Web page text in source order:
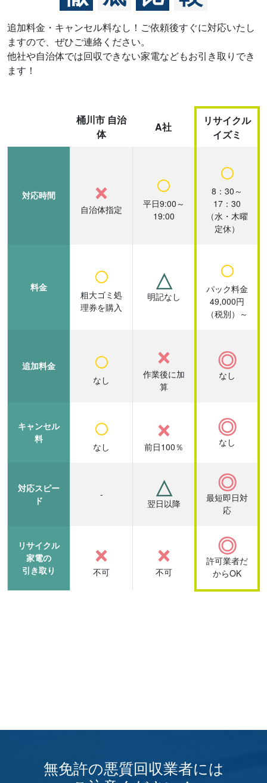
追加料金・キャンセル料なし！ご依頼後すぐに対応いたし
ますので、ぜひご連絡ください。
他社や自治体では回収できない家電などもお引き取りでき
ます！
桶川市 自治
体
A社
リサイクル
イズミ
対応時間 ×
自治体指定
○
平日9:00～
19:00
○
8：30～
17：30
（水・木曜
定休）
料金 ○
粗大ゴミ処
理券を購入
△
明記なし
○
パック料金
49,000円
（税別）～
追加料金 ○
なし
×
作業後に加
算
◎
なし
キャンセル
料
○
なし ×
前日100％
◎
なし
対応スピー
ド
- △
翌日以降
◎
最短即日対
応
リサイクル
家電の
引き取り
×
不可 ×
不可
◎
許可業者だ
からOK
無免許の悪質回収業者には